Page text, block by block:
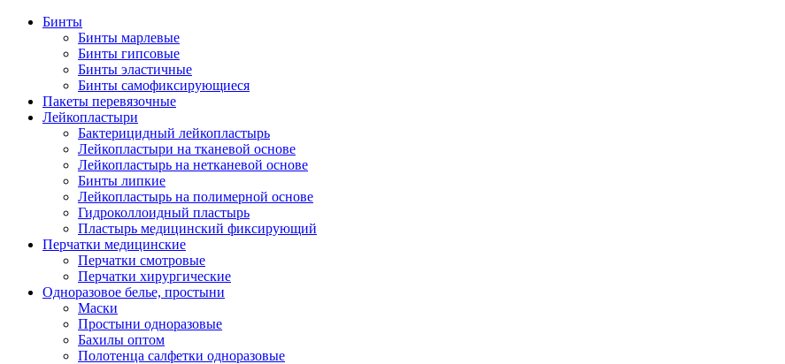
Бинты
Бинты марлевые
Бинты гипсовые
Бинты эластичные
Бинты самофиксирующиеся
Пакеты перевязочные
Лейкопластыри
Бактерицидный лейкопластырь
Лейкопластыри на тканевой основе
Лейкопластырь на нетканевой основе
Бинты липкие
Лейкопластырь на полимерной основе
Гидроколлоидный пластырь
Пластырь медицинский фиксирующий
Перчатки медицинские
Перчатки смотровые
Перчатки хирургические
Одноразовое белье, простыни
Маски
Простыни одноразовые
Бахилы оптом
Полотенца салфетки одноразовые